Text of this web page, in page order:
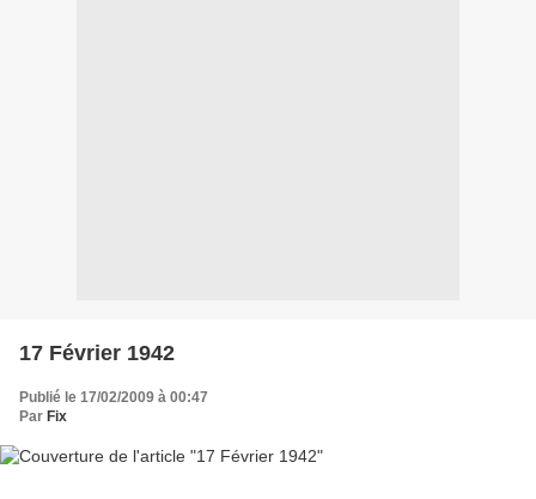
17 Février 1942
Publié le 17/02/2009 à 00:47
Par Fix